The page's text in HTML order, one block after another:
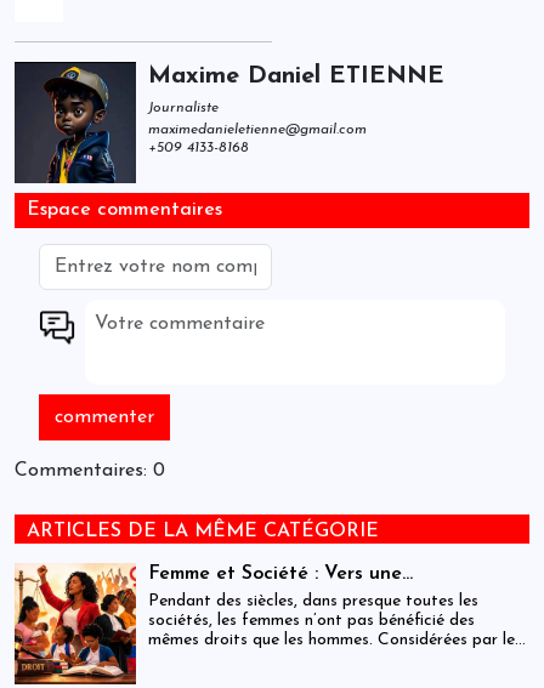
Maxime Daniel ETIENNE
Journaliste
maximedanieletienne@gmail.com
+509 4133-8168
Espace commentaires
Commentaires: 0
ARTICLES DE LA MÊME CATÉGORIE
Femme et Société : Vers une
compréhension sociohistorique de
l’émancipation des femmes à travers le
monde.
Pendant des siècles, dans presque toutes les
sociétés, les femmes n’ont pas bénéficié des
mêmes droits que les hommes. Considérées par les